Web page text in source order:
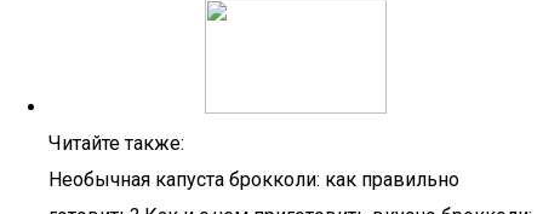
Читайте также:
Необычная капуста брокколи: как правильно